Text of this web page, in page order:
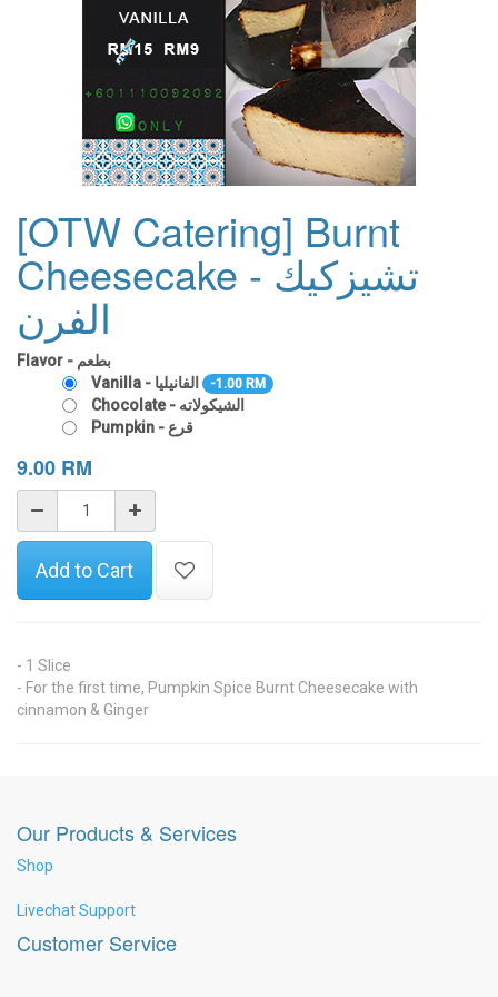
[OTW Catering] Burnt
Cheesecake - تشيزكيك
الفرن
Flavor - بطعم
Vanilla - الفانيليا
- 1.00 RM
Chocolate - الشيكولاته
Pumpkin - قرع
9.00 RM
Add to Cart
- 1 Slice
- For the first time, Pumpkin Spice Burnt Cheesecake with
cinnamon & Ginger
Our Products & Services
Shop
Livechat Support
Customer Service